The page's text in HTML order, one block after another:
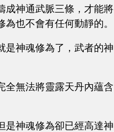
成神通武脈三條，才能將
也不會有任何動靜的。
是神魂修為了，武者的神
全無法將靈露天丹內蘊含
是神魂修為卻已經高達神